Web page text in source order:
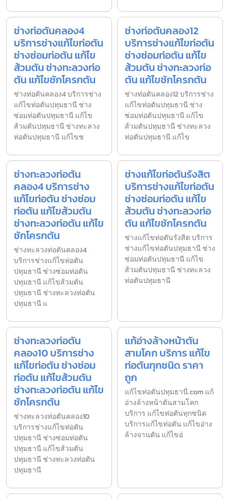
ช่างท่อตันคลอง4
บริการช่างแก้ไขท่อตัน
ช่างซ่อมท่อตัน แก้ไข
ส้วมตัน ช่างทะลวงท่อ
ตัน แก้ไขชักโครกตัน
ช่างท่อตันคลอง4 บริการช่าง
แก้ไขท่อตันปทุมธานี ช่าง
ซ่อมท่อตันปทุมธานี แก้ไข
ส้วมตันปทุมธานี ช่างทะลวง
ท่อตันปทุมธานี แก้ไขช
ช่างท่อตันคลอง12
บริการช่างแก้ไขท่อตัน
ช่างซ่อมท่อตัน แก้ไข
ส้วมตัน ช่างทะลวงท่อ
ตัน แก้ไขชักโครกตัน
ช่างท่อตันคลอง12 บริการช่าง
แก้ไขท่อตันปทุมธานี ช่าง
ซ่อมท่อตันปทุมธานี แก้ไข
ส้วมตันปทุมธานี ช่างทะลวง
ท่อตันปทุมธานี แก้ไข
ช่างทะลวงท่อตัน
คลอง4 บริการช่าง
แก้ไขท่อตัน ช่างซ่อม
ท่อตัน แก้ไขส้วมตัน
ช่างทะลวงท่อตัน แก้ไข
ชักโครกตัน
ช่างทะลวงท่อตันคลอง4
บริการช่างแก้ไขท่อตัน
ปทุมธานี ช่างซ่อมท่อตัน
ปทุมธานี แก้ไขส้วมตัน
ปทุมธานี ช่างทะลวงท่อตัน
ปทุมธานี แ
ช่างแก้ไขท่อตันรังสิต
บริการช่างแก้ไขท่อตัน
ช่างซ่อมท่อตัน แก้ไข
ส้วมตัน ช่างทะลวงท่อ
ตัน แก้ไขชักโครกตัน
ช่างแก้ไขท่อตันรังสิต บริการ
ช่างแก้ไขท่อตันปทุมธานี ช่าง
ซ่อมท่อตันปทุมธานี แก้ไข
ส้วมตันปทุมธานี ช่างทะลวง
ท่อตันปทุมธานี
ช่างทะลวงท่อตัน
คลอง10 บริการช่าง
แก้ไขท่อตัน ช่างซ่อม
ท่อตัน แก้ไขส้วมตัน
ช่างทะลวงท่อตัน แก้ไข
ชักโครกตัน
ช่างทะลวงท่อตันคลอง10
บริการช่างแก้ไขท่อตัน
ปทุมธานี ช่างซ่อมท่อตัน
ปทุมธานี แก้ไขส้วมตัน
ปทุมธานี ช่างทะลวงท่อตัน
ปทุมธานี
แก้อ่างล้างหน้าตัน
สามโคก บริการ แก้ไข
ท่อตันทุกชนิด ราคา
ถูก
แก้ไขท่อตันปทุมธานี.com แก้
อ่างล้างหน้าตันสามโคก
บริการ แก้ไขท่อตันทุกชนิด
บริการแก้ไขท่อตัน แก้ไขอ่าง
ล้างจานตัน แก้ไขอ่